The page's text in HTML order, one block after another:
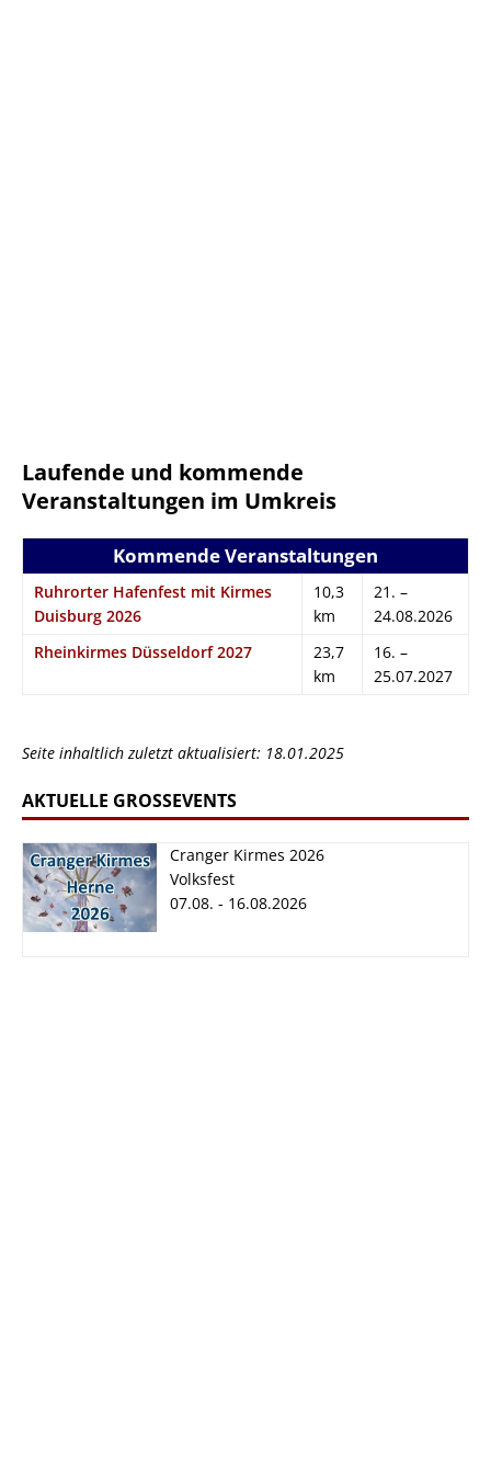
Laufende und kommende
Veranstaltungen im Umkreis
Kommende Veranstaltungen
Ruhrorter Hafenfest mit Kirmes
Duisburg 2026
10,3
km
21. –
24.08.2026
Rheinkirmes Düsseldorf 2027
23,7
km
16. –
25.07.2027
Seite inhaltlich zuletzt aktualisiert: 18.01.2025
AKTUELLE GROSSEVENTS
Cranger Kirmes 2026
Volksfest
07.08. - 16.08.2026